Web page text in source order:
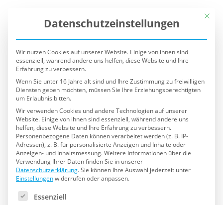
Mit
Datenschutzeinstellungen
Wir nutzen Cookies auf unserer Website. Einige von ihnen sind
essenziell, während andere uns helfen, diese Website und Ihre
Erfahrung zu verbessern.
Wenn Sie unter 16 Jahre alt sind und Ihre Zustimmung zu freiwilligen
Diensten geben möchten, müssen Sie Ihre Erziehungsberechtigten
um Erlaubnis bitten.
Wir verwenden Cookies und andere Technologien auf unserer
Website. Einige von ihnen sind essenziell, während andere uns
helfen, diese Website und Ihre Erfahrung zu verbessern.
Personenbezogene Daten können verarbeitet werden (z. B. IP-
Adressen), z. B. für personalisierte Anzeigen und Inhalte oder
Anzeigen- und Inhaltsmessung.Weitere Informationen über die
Verwendung Ihrer Daten finden Sie in unserer
Datenschutzerklärung.Sie können Ihre Auswahl jederzeit unter
Einstellungenwiderrufen oder anpassen.
Es folgt eine Liste der Service-Gruppen, für die eine
Essenziell